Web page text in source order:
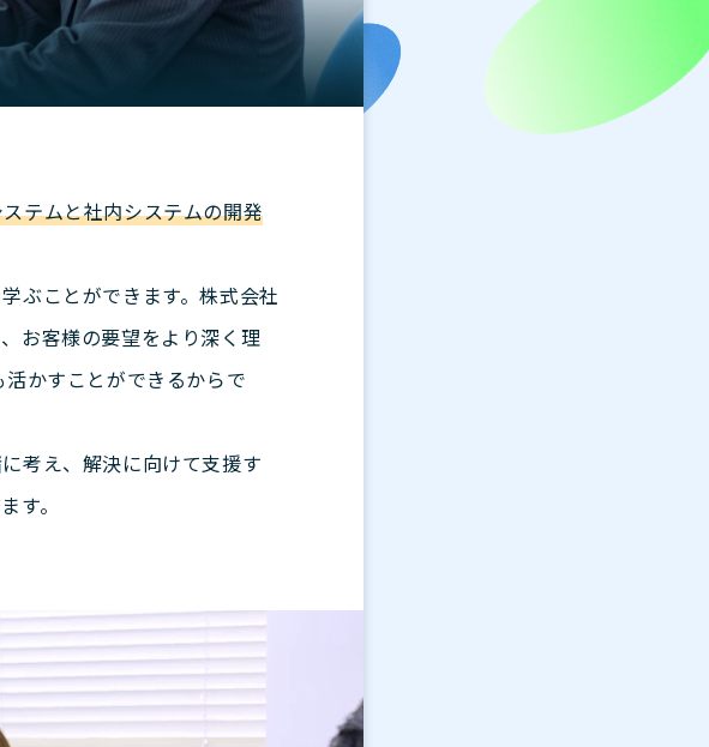
テムと社内システムの開発
ぶことができます。株式会社
お客様の要望をより深く理
かすことができるからで
考え、解決に向けて支援す
す。